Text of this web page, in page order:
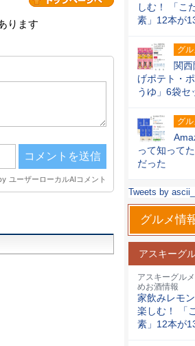
ります
しむ！ 「こ
素」12本が
グル
関
げポテト・
うゆ」6袋セ
グル
って知って
だった
Tweets by
グルメ情
アスキーグ
アスキーグル
めお酒情報
家飲みレモ
楽しむ！ 「
素」12本が